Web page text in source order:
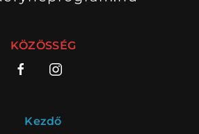
KÖZÖSSÉG
Kezdő